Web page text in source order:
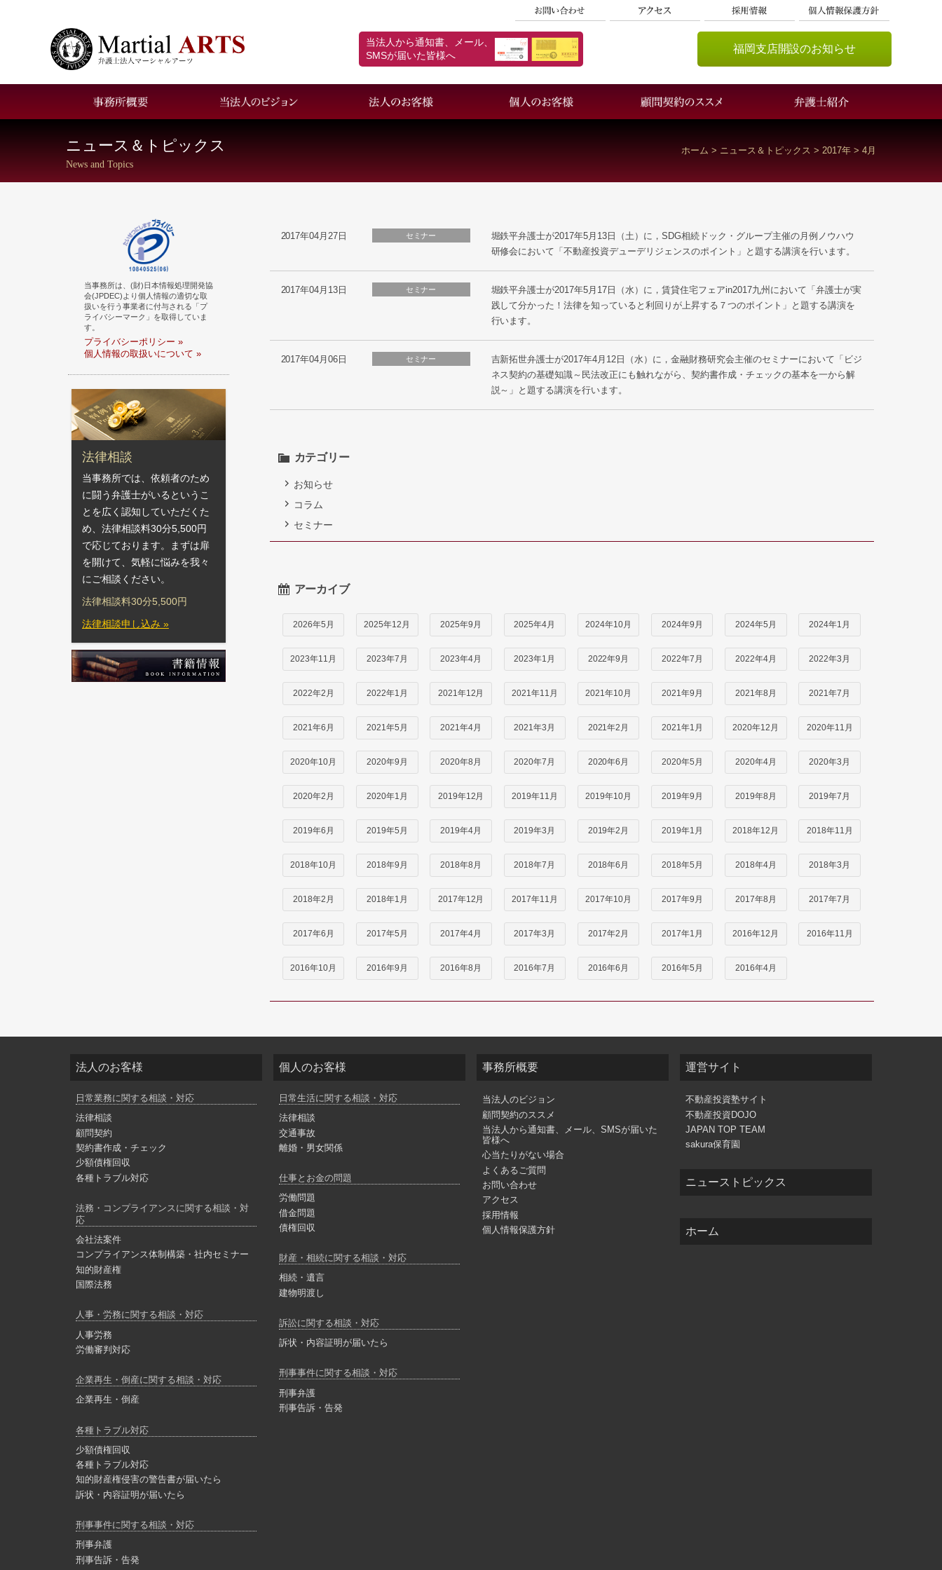
当法人から通知書、メール、
SMSが届いた皆様へ
福岡支店開設のお知らせ
ニュース＆トピックス
News and Topics
ホーム > ニュース＆トピックス >2017年 >4月
2017年04月27日 セミナー
堀鉄平弁護士が2017年5月13日（土）に，SDG相続ドック・グループ主催の月例ノウハウ
研修会において「不動産投資デューデリジェンスのポイント」と題する講演を行います。
2017年04月13日 セミナー
堀鉄平弁護士が2017年5月17日（水）に，賃貸住宅フェアin2017九州において「弁護士が実
践して分かった！法律を知っていると利回りが上昇する７つのポイント」と題する講演を
行います。
2017年04月06日 セミナー
吉新拓世弁護士が2017年4月12日（水）に，金融財務研究会主催のセミナーにおいて「ビジ
ネス契約の基礎知識～民法改正にも触れながら、契約書作成・チェックの基本を一から解
説～」と題する講演を行います。
カテゴリー
お知らせ
コラム
セミナー
アーカイブ
2026年5月 2025年12月 2025年9月 2025年4月 2024年10月 2024年9月 2024年5月 2024年1月
2023年11月 2023年7月 2023年4月 2023年1月 2022年9月 2022年7月 2022年4月 2022年3月
2022年2月 2022年1月 2021年12月 2021年11月 2021年10月 2021年9月 2021年8月 2021年7月
2021年6月 2021年5月 2021年4月 2021年3月 2021年2月 2021年1月 2020年12月 2020年11月
2020年10月 2020年9月 2020年8月 2020年7月 2020年6月 2020年5月 2020年4月 2020年3月
2020年2月 2020年1月 2019年12月 2019年11月 2019年10月 2019年9月 2019年8月 2019年7月
2019年6月 2019年5月 2019年4月 2019年3月 2019年2月 2019年1月 2018年12月 2018年11月
2018年10月 2018年9月 2018年8月 2018年7月 2018年6月 2018年5月 2018年4月 2018年3月
2018年2月 2018年1月 2017年12月 2017年11月 2017年10月 2017年9月 2017年8月 2017年7月
2017年6月 2017年5月 2017年4月 2017年3月 2017年2月 2017年1月 2016年12月 2016年11月
2016年10月 2016年9月 2016年8月 2016年7月 2016年6月 2016年5月 2016年4月
当事務所は、(財)日本情報処理開発協
会(JPDEC)より個人情報の適切な取
扱いを行う事業者に付与される「プ
ライバシーマーク」を取得していま
す。
プライバシーポリシー »
個人情報の取扱いについて »
法律相談
当事務所では、依頼者のため
に闘う弁護士がいるというこ
とを広く認知していただくた
め、法律相談料30分5,500円
で応じております。まずは扉
を開けて、気軽に悩みを我々
にご相談ください。
法律相談料30分5,500円
法律相談申し込み »
法人のお客様
日常業務に関する相談・対応
法律相談
顧問契約
契約書作成・チェック
少額債権回収
各種トラブル対応
法務・コンプライアンスに関する相談・対
応
会社法案件
コンプライアンス体制構築・社内セミナー
知的財産権
国際法務
人事・労務に関する相談・対応
人事労務
労働審判対応
企業再生・倒産に関する相談・対応
企業再生・倒産
各種トラブル対応
少額債権回収
各種トラブル対応
知的財産権侵害の警告書が届いたら
訴状・内容証明が届いたら
刑事事件に関する相談・対応
刑事弁護
刑事告訴・告発
個人のお客様
日常生活に関する相談・対応
法律相談
交通事故
離婚・男女関係
仕事とお金の問題
労働問題
借金問題
債権回収
財産・相続に関する相談・対応
相続・遺言
建物明渡し
訴訟に関する相談・対応
訴状・内容証明が届いたら
刑事事件に関する相談・対応
刑事弁護
刑事告訴・告発
事務所概要
当法人のビジョン
顧問契約のススメ
当法人から通知書、メール、SMSが届いた
皆様へ
心当たりがない場合
よくあるご質問
お問い合わせ
アクセス
採用情報
個人情報保護方針
運営サイト
不動産投資塾サイト
不動産投資DOJO
JAPAN TOP TEAM
sakura保育園
ニューストピックス
ホーム